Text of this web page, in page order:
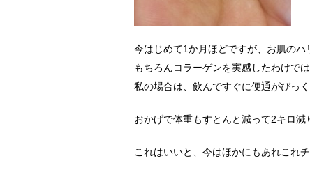
今はじめて1か月ほどですが、お肌のハ
もちろんコラーゲンを実感したわけでは
私の場合は、飲んですぐに便通がびっ
おかげで体重もすとんと減って2キロ減
これはいいと、今はほかにもあれこれチ